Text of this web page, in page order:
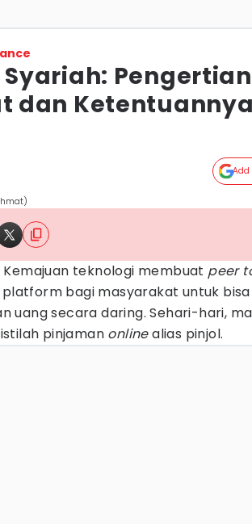
Syariah:
dan Ketentuannya
Add
teknologi membuat peer
bagi masyarakat untuk bisa
uang secara daring. Sehari-hari,
pinjaman onlinealias pinjol.